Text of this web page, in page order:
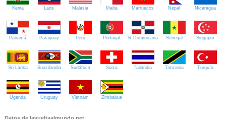
Kenia Laos Malasia Malta Marruecos Nepal Nicaragua
Panamá Paraguay Perú Portugal R.Dominicana Senegal Singapur
Sri Lanka Suazilandia Sudáfrica Suiza Tailandia Tanzania Turquía
Uganda Uruguay Vietnam Zimbabue